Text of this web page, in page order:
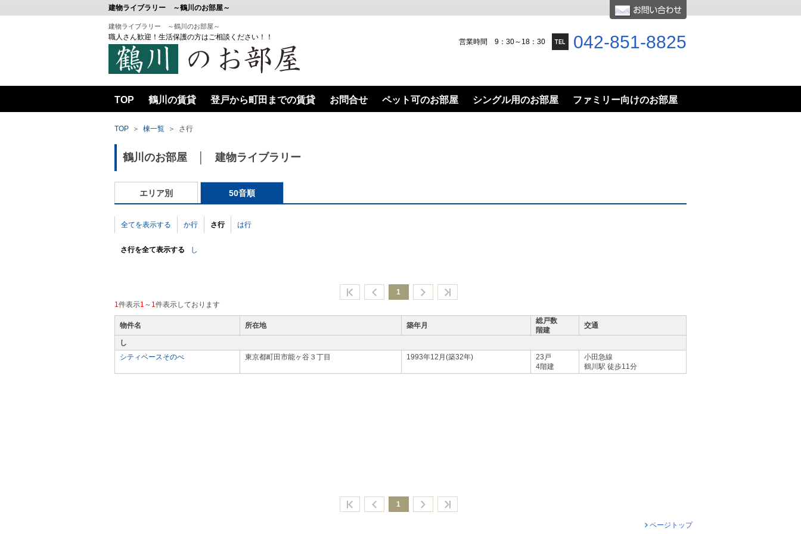
建物ライブラリー ～鶴川のお部屋～
建物ライブラリー ～鶴川のお部屋～
職人さん歓迎！生活保護の方はご相談ください！！ 042-851-8825
営業時間 9：30～18：30
TOP 鶴川の賃貸 登戸から町田までの賃貸 お問合せ ペット可のお部屋 シングル用のお部屋 ファミリー向けのお部屋
敷金０・礼金０のお部屋
MIWA BASEⅢ
TOP ＞ 棟一覧 ＞ さ行
鶴川のお部屋 │ 建物ライブラリー
エリア別 50音順
全てを表示する か行 さ行 は行
さ行を全て表示する し
1
1件表示1 ～ 1件表示しております
物件名 所在地 築年月
総戸数
階建
交通
し
シティベースそのべ
東京都町田市能ヶ谷３丁目 1993年12月(築32年)
23戸
4階建
小田急線
鶴川駅 徒歩11分
1
ページトップ